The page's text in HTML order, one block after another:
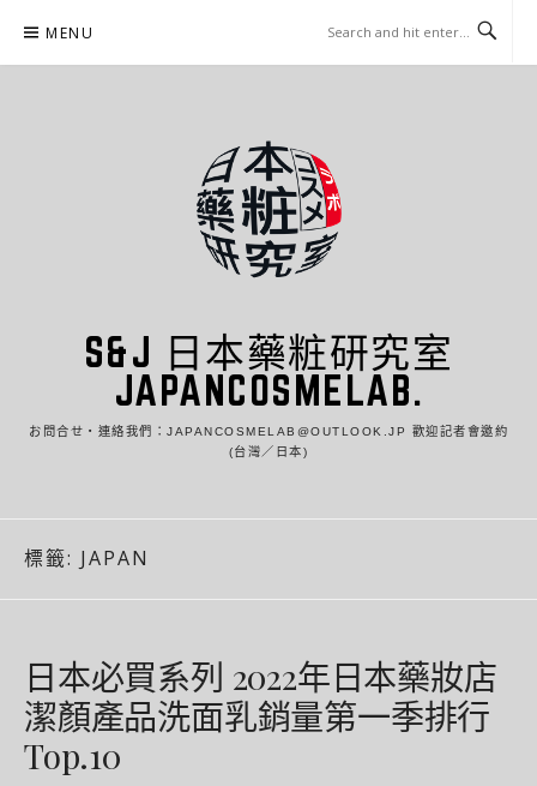
content
MENU
S&J 日本藥粧研究室
JAPANCOSMELAB.
お問合せ・連絡我們：JAPANCOSMELAB@OUTLOOK.JP 歡迎記者會邀約
(台灣／日本)
標籤: JAPAN
日本必買系列 2022年日本藥妝店
潔顏產品洗面乳銷量第一季排行
Top.10